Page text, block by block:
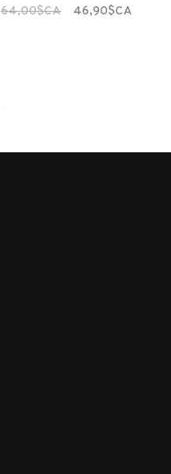
64,00$CA 46,90$CA